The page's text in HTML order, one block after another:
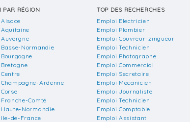
PAR RÉGION
Normandie
Ardenne
Comté
Haute-Normandie
de-France
TOP DES RECHERCHES
Emploi Electricien
Emploi Plombier
Emploi Couvreur-zingueur
Emploi Technicien
Emploi Photographe
Emploi Commercial
Emploi Secretaire
Emploi Mecanicien
Emploi Journaliste
Emploi Technicien
Emploi Comptable
Emploi Assistant